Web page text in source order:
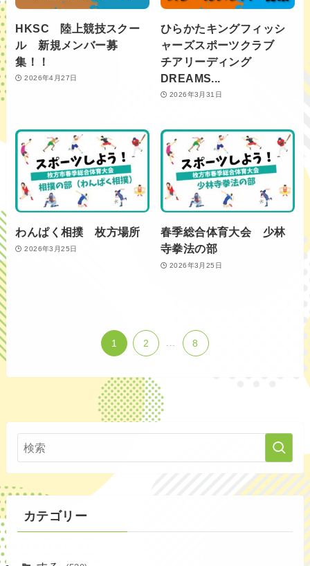
HKSC 陸上競技スクー
ル 新規メンバー募
集！！
2026年4月27日
ひらかたキングフィッシ
ャーズスポーツクラブ
チアリーディング
DREAMS...
2026年3月31日
わんぱく相撲 枚方場所
2026年3月25日
春季総合体育大会 少林
寺拳法の部
2026年3月25日
1 2 ... 8
カテゴリー